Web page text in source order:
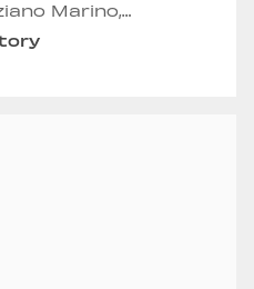
Marino,